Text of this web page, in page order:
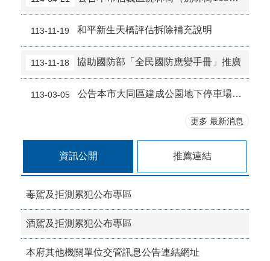
臺北市2026城鎮韌性(防空)演習訂於8月13日(四)14時30分至15時實施。
113-11-19 和平新生天橋評估拆除補充說明
113-11-18 協助國防部「全民國防應變手冊」推廣
113-03-05 公告本市大同區建成公園地下停車場自113年4月1日0時起 調整費率事宜。
更多 最新消息
資訊公開 推薦連結
毒駕及拒測累犯公布專區
酒駕及拒測累犯公布專區
本府其他機關單位交管訊息公告連結網址